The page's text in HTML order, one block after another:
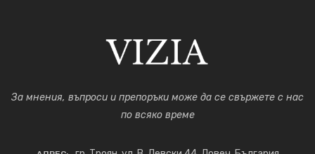
За мнения, въпроси и препоръки може да се свържете с нас
по всяко време